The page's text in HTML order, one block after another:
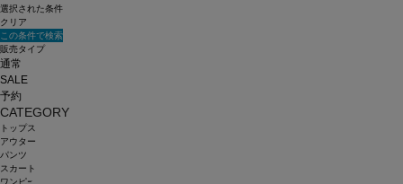
選択された条件
クリア
この条件で検索
販売タイプ
通常
SALE
予約
CATEGORY
トップス
アウター
パンツ
スカート
ワンピース